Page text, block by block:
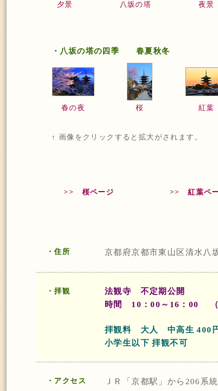
夕景 八坂の塔 夜景
・八坂の塔の四季 春夏秋冬
春の夜 桜 紅葉
↑ 画像をクリックすると拡大がされます。
>> 桜ページ >> 紅葉ペ
・住所 京都府京都市東山区清水八
・拝観
法観寺 不定期公開
時間 10：00～16：00 （
拝観料 大人 中高生 400
小学生以下 拝観不可
・アクセス
ＪＲ「京都駅」から206系